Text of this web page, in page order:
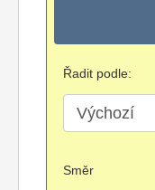
Řadit podle:
Směr